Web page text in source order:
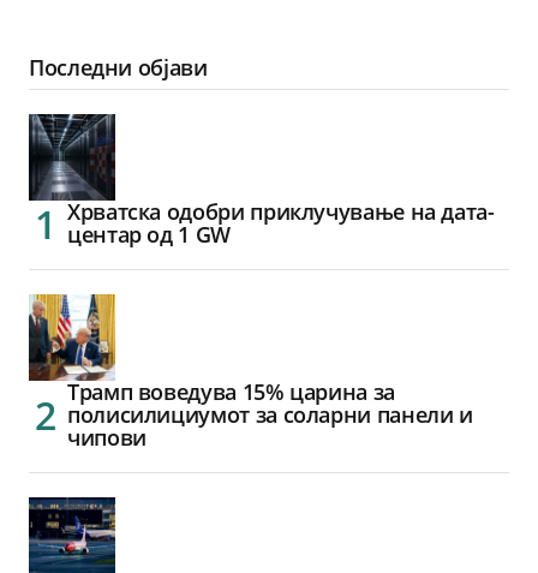
Последни објави
Хрватска одобри приклучување на дата-
центар од 1 GW
Трамп воведува 15% царина за
полисилициумот за соларни панели и
чипови